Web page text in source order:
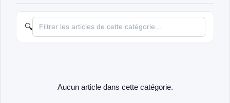
🔍
Aucun article dans cette catégorie.